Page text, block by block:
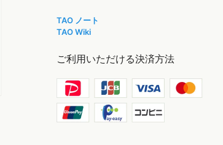
TAO ノート
TAO Wiki
ご利用いただける決済方法